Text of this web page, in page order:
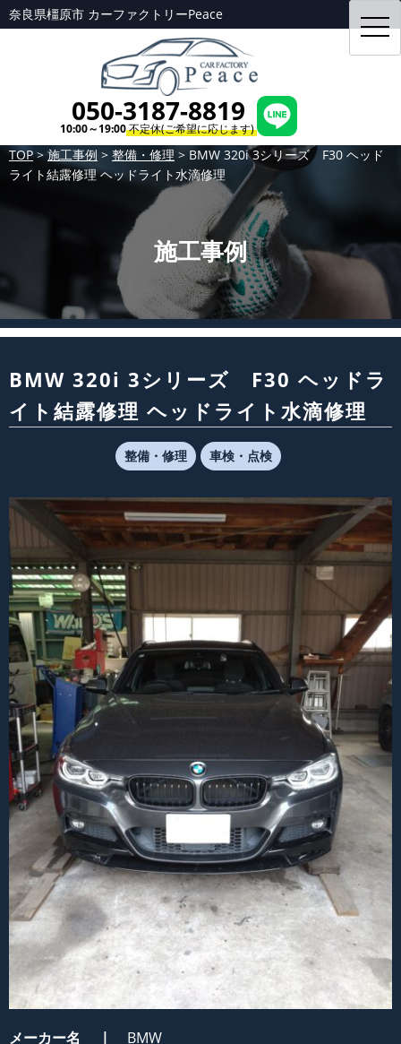
奈良県橿原市 カーファクトリーPeace
050-3187-8819
10:00～19:00不定休(ご希望に応じます)
TOP> 施工事例 > 整備・修理 > BMW 320i 3シリーズ F30 ヘッド
ライト結露修理 ヘッドライト水滴修理
施工事例
BMW 320i 3シリーズ F30 ヘッドラ
イト結露修理 ヘッドライト水滴修理
整備・修理 車検・点検
メーカー名
BMW